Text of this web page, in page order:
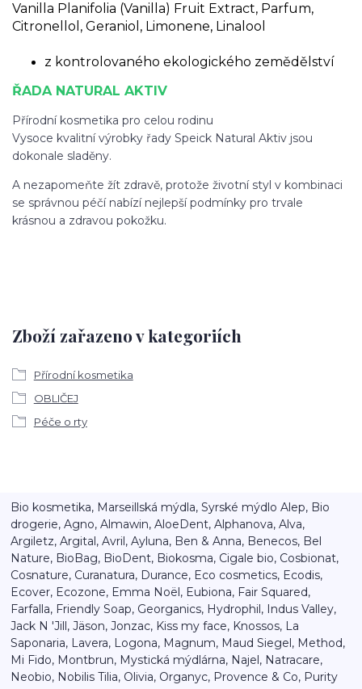
Vanilla Planifolia (Vanilla) Fruit Extract, Parfum,
Citronellol, Geraniol, Limonene, Linalool
z kontrolovaného ekologického zemědělství
ŘADA NATURAL AKTIV
Přírodní kosmetika pro celou rodinu
Vysoce kvalitní výrobky řady Speick Natural Aktiv jsou
dokonale sladěny.
A nezapomeňte žít zdravě, protože životní styl v kombinaci
se správnou péčí nabízí nejlepší podmínky pro trvale
krásnou a zdravou pokožku.
Zboží zařazeno v kategoriích
Přírodní kosmetika
OBLIČEJ
Péče o rty
Bio kosmetika, Marseillská mýdla, Syrské mýdlo Alep, Bio
drogerie, Agno, Almawin, AloeDent, Alphanova, Alva,
Argiletz, Argital, Avril, Ayluna, Ben & Anna, Benecos, Bel
Nature, BioBag, BioDent, Biokosma, Cigale bio, Cosbionat,
Cosnature, Curanatura, Durance, Eco cosmetics, Ecodis,
Ecover, Ecozone, Emma Noël, Eubiona, Fair Squared,
Farfalla, Friendly Soap, Georganics, Hydrophil, Indus Valley,
Jack N 'Jill, Jäson, Jonzac, Kiss my face, Knossos, La
Saponaria, Lavera, Logona, Magnum, Maud Siegel, Method,
Mi Fido, Montbrun, Mystická mýdlárna, Najel, Natracare,
Neobio, Nobilis Tilia, Olivia, Organyc, Provence & Co, Purity